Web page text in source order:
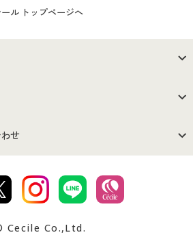
ル トップページへ
会社案内
せ
お支払は
Cecile Co.,Ltd.